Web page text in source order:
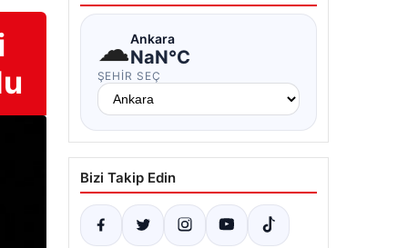
☁Ankara
NaN°C
ŞEHIR SEÇ
Bizi Takip Edin